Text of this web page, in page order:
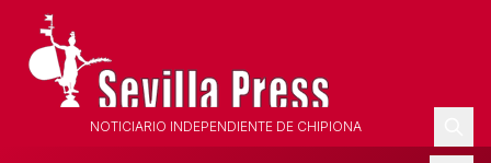
NOTICIARIO INDEPENDIENTE DE CHIPIONA